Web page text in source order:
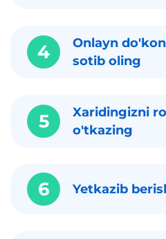
4
Onlayn
sotib oling
5
Xaridingizni
o'tkazing
6 Yetkazib